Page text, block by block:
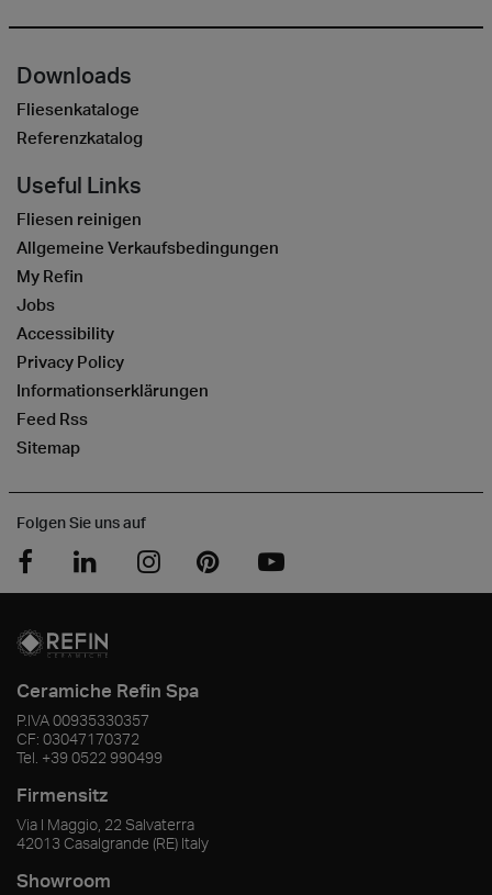
Downloads
Fliesenkataloge
Referenzkatalog
Useful Links
Fliesen reinigen
Allgemeine Verkaufsbedingungen
My Refin
Jobs
Accessibility
Privacy Policy
Informationserklärungen
Feed Rss
Sitemap
Folgen Sie uns auf
Ceramiche Refin Spa
P.IVA00935330357
CF: 03047170372
Tel. +39 0522 990499
Firmensitz
Via I Maggio, 22 Salvaterra
42013 Casalgrande (RE) Italy
Showroom